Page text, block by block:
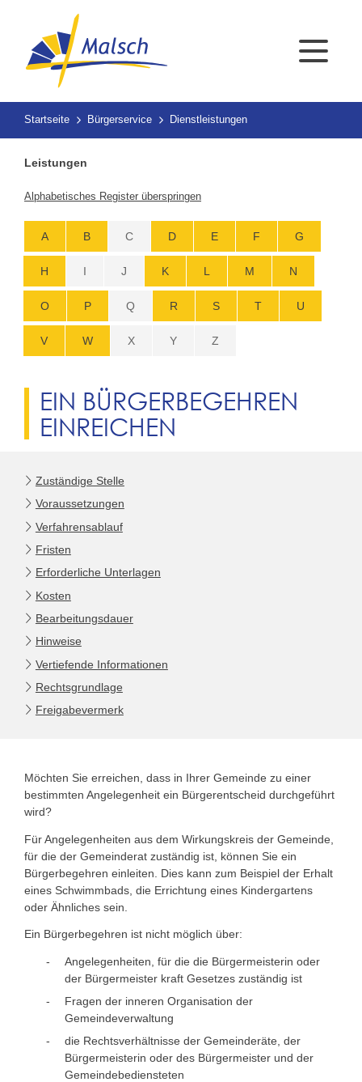
Startseite Bürgerservice Dienstleistungen
Leistungen
Alphabetisches Register überspringen
A B C D E F G
H I J K L M N
O P Q R S T U
V W X Y Z
EIN BÜRGERBEGEHREN
EINREICHEN
Zuständige Stelle
Voraussetzungen
Verfahrensablauf
Fristen
Erforderliche Unterlagen
Kosten
Bearbeitungsdauer
Hinweise
Vertiefende Informationen
Rechtsgrundlage
Freigabevermerk
Möchten Sie erreichen, dass in Ihrer Gemeinde zu einer
bestimmten Angelegenheit ein Bürgerentscheid durchgeführt
wird?
Für Angelegenheiten aus dem Wirkungskreis der Gemeinde,
für die der Gemeinderat zuständig ist, können Sie ein
Bürgerbegehren einleiten. Dies kann zum Beispiel der Erhalt
eines Schwimmbads, die Errichtung eines Kindergartens
oder Ähnliches sein.
Ein Bürgerbegehren ist nicht möglich über:
Angelegenheiten, für die die Bürgermeisterin oder
der Bürgermeister kraft Gesetzes zuständig ist
Fragen der inneren Organisation der
Gemeindeverwaltung
die Rechtsverhältnisse der Gemeinderäte, der
Bürgermeisterin oder des Bürgermeister und der
Gemeindebediensteten